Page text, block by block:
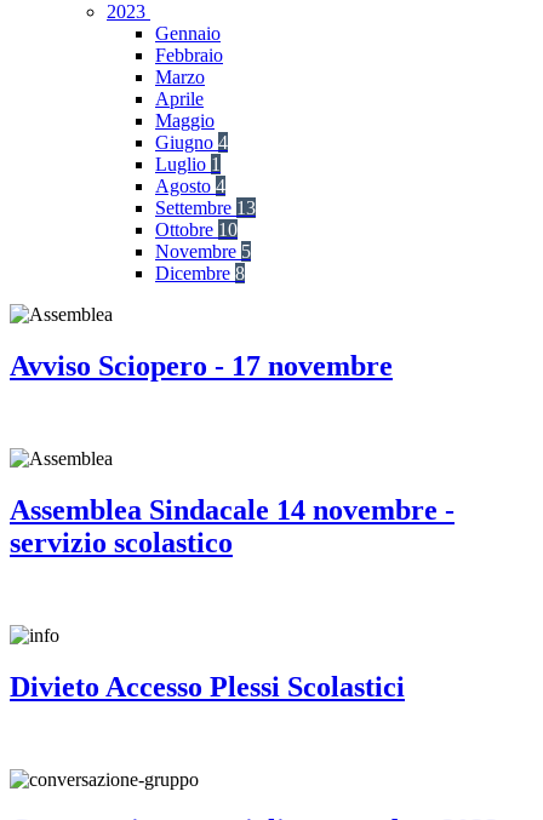
2023
Gennaio
Febbraio
Marzo
Aprile
Maggio
Giugno 4
Luglio 1
Agosto 4
Settembre 13
Ottobre 10
Novembre 5
Dicembre 8
Avviso Sciopero - 17 novembre
Assemblea Sindacale 14 novembre -
servizio scolastico
Divieto Accesso Plessi Scolastici